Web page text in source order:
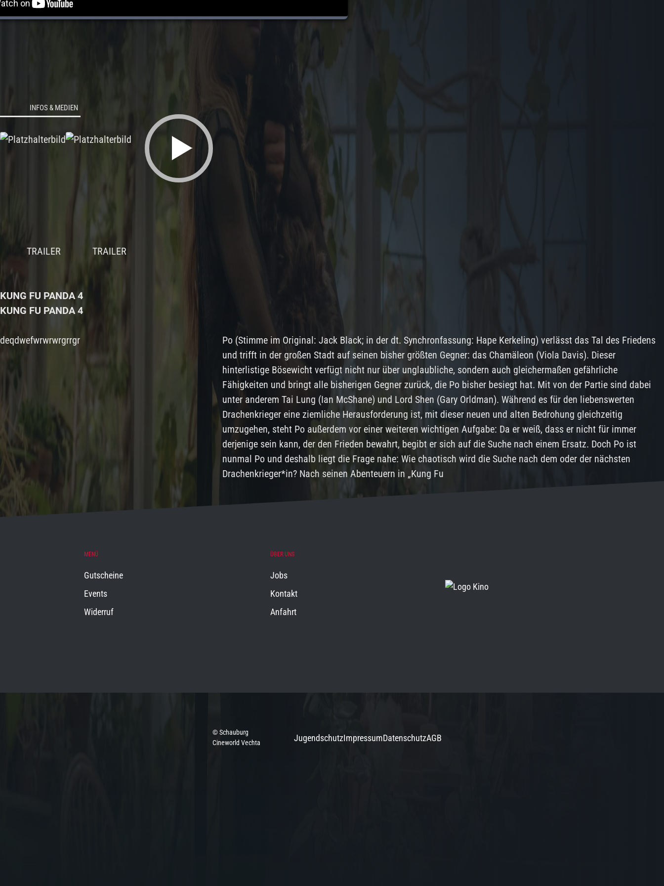
INFOS & MEDIEN
KUNG FU PANDA 4
KUNG FU PANDA 4
deqdwefwrwrwrgrrgr
Po (Stimme im Original: Jack Black; in der dt. Synchronfassung: Hape Kerkeling) verlässt das Tal des Friedens
und trifft in der großen Stadt auf seinen bisher größten Gegner: das Chamäleon (Viola Davis). Dieser
hinterlistige Bösewicht verfügt nicht nur über unglaubliche, sondern auch gleichermaßen gefährliche
Fähigkeiten und bringt alle bisherigen Gegner zurück, die Po bisher besiegt hat. Mit von der Partie sind dabei
unter anderem Tai Lung (Ian McShane) und Lord Shen (Gary Orldman). Während es für den liebenswerten
Drachenkrieger eine ziemliche Herausforderung ist, mit dieser neuen und alten Bedrohung gleichzeitig
umzugehen, steht Po außerdem vor einer weiteren wichtigen Aufgabe: Da er weiß, dass er nicht für immer
derjenige sein kann, der den Frieden bewahrt, begibt er sich auf die Suche nach einem Ersatz. Doch Po ist
nunmal Po und deshalb liegt die Frage nahe: Wie chaotisch wird die Suche nach dem oder der nächsten
Drachenkrieger*in? Nach seinen Abenteuern in „Kung Fu
MENÜ
Gutscheine
Events
Widerruf
ÜBER UNS
Jobs
Kontakt
Anfahrt
© Schauburg
Cineworld Vechta
JugendschutzImpressumDatenschutzAGB